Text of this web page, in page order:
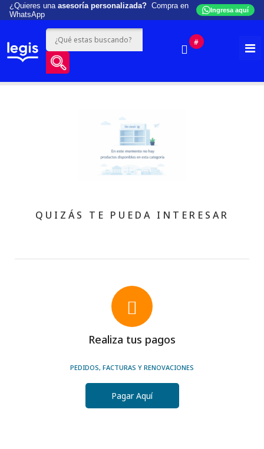
¿Quieres una asesoría personalizada? Compra en
WhatsApp
Ingresa aquí
#
QUIZÁS TE PUEDA INTERESAR
Realiza tus pagos
PEDIDOS, FACTURAS Y RENOVACIONES
Pagar Aquí